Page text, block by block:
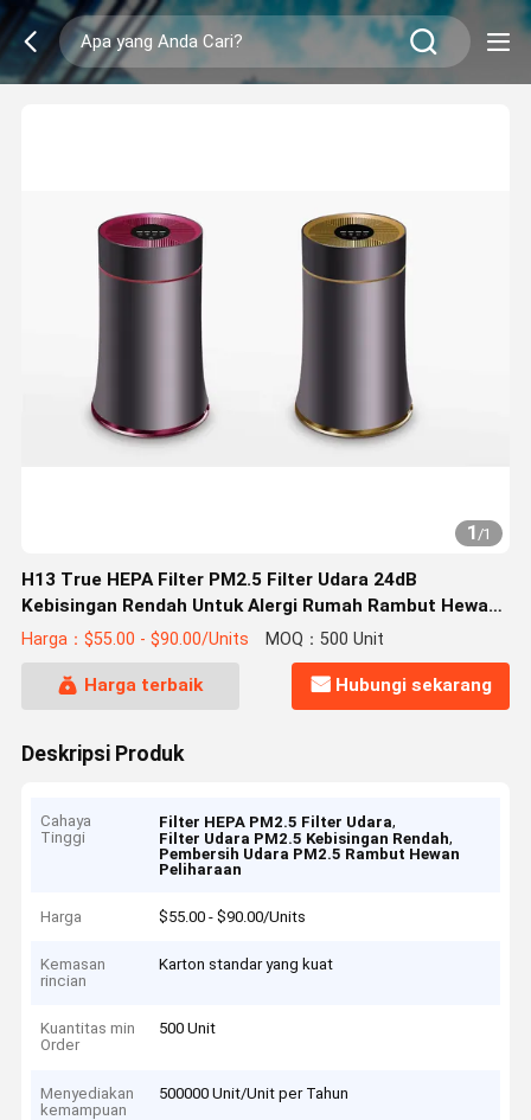
1/1
H13 True HEPA Filter PM2.5 Filter Udara 24dB
Kebisingan Rendah Untuk Alergi Rumah Rambut Hewan
Peliharaan
Harga：$55.00 - $90.00/Units MOQ：500 Unit
Harga terbaik Hubungi sekarang
Deskripsi Produk
Cahaya
Tinggi
Filter HEPA PM2.5 Filter Udara,
Filter Udara PM2.5 Kebisingan Rendah,
Pembersih Udara PM2.5 Rambut Hewan
Peliharaan
Harga $55.00 - $90.00/Units
Kemasan
rincian
Karton standar yang kuat
Kuantitas min
Order
500 Unit
Menyediakan
kemampuan
500000 Unit/Unit per Tahun